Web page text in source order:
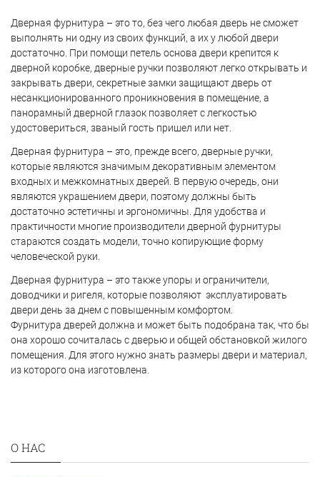
Дверная фурнитура – этото, безчего любая дверь несможет
выполнять ни одну изсвоих функций, а их у любой двери
достаточно При помощи петель основа двери крепится к
дверной коробке, дверные ручки позволяют легкооткрывать и
закрывать двери, секретныезамки защищают дверь от
несанкционированного проникновения в помещение, а
панорамный дверной глазок позволяетс легкостью
удостовериться, званый гость пришел или нет
Дверная фурнитура – это, прежде всего, дверные ручки,
которые являются значимым декоративнымэлементом
входных и межкомнатных дверей В первуюочередь, они
являются украшением двери, поэтому должны быть
достаточноэстетичны и эргономичны Для удобства и
практичности многие производители дверной фурнитуры
стараются создать модели, точно копирующиеформу
человеческой руки
Дверная фурнитура – этотакжеупоры и ограничители,
доводчики и ригеля, которые позволяют эксплуатировать
двери день за днемс повышенным комфортом
Фурнитура дверей должна и можетбыть подобрана так, чтобы
она хорошосочиталась с дверью и общей обстановкой жилого
помещения Для этого нужнознать размеры двери и материал,
из которогоона изготовлена
О НАС